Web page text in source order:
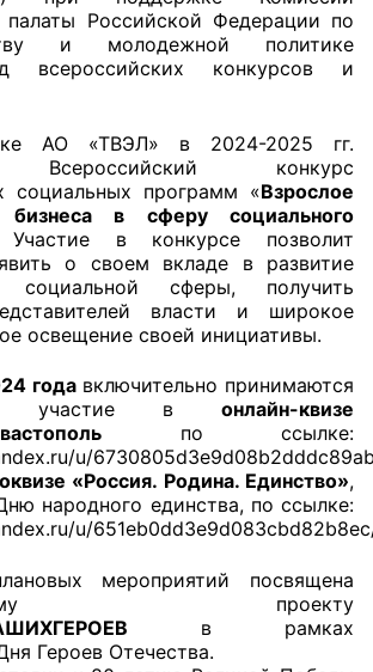
ОБРАТНАЯ СВЯЗЬ
советы
советы при территориальных
органов
власти
советы по проведению
оценки качества условий
палаты Российской Федерации по
и молодежной политике
всероссийских конкурсов и
АО «ТВЭЛ» в 2024-2025 гг.
Всероссийский конкурс
социальных программ «Взрослое
в сферу социального
Участие в конкурсе позволит
о своем вкладе в развитие
сферы, получить
власти и широкое
освещение своей инициативы.
годавключительно принимаются
участие в онлайн-квизе
по ссылке:
u/
«Россия. Родина. Единство»,
народного единства, по ссылке:
u/
мероприятий посвящена
проекту
в рамках
Героев Отечества.